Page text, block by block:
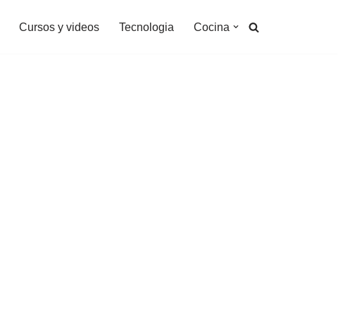
Cursos y videos Tecnologia Cocina